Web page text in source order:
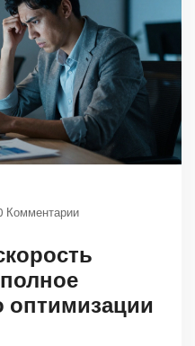
Комментарии
оптимизации